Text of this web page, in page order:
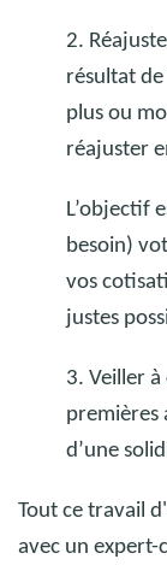
2.
résultat de
plus ou
réajuster
L’objectif
besoin)
vos
justes
3. Veiller
premières
d’une
Tout ce travail
avec un expert-